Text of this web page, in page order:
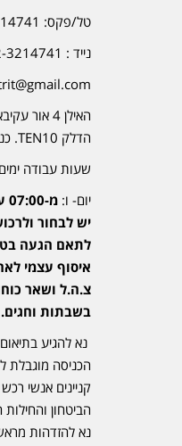
טל/פקס: 052-3214741
נייד : 052-3214741
האילן 4
הדלק TEN10. כניסה 4. קומה 1
שעות עבודה
יום- ו: מ-07:00 עד-15:00
יש לבחור
לתאם הגעה בטלפון 052-
איסוף עצמי
צ.ה.ל ושאר
בשבתות וחגים.
נא להגיע
הכניסה מוגבלת
קניינים אנשי
הביטחון
נא להזדהות